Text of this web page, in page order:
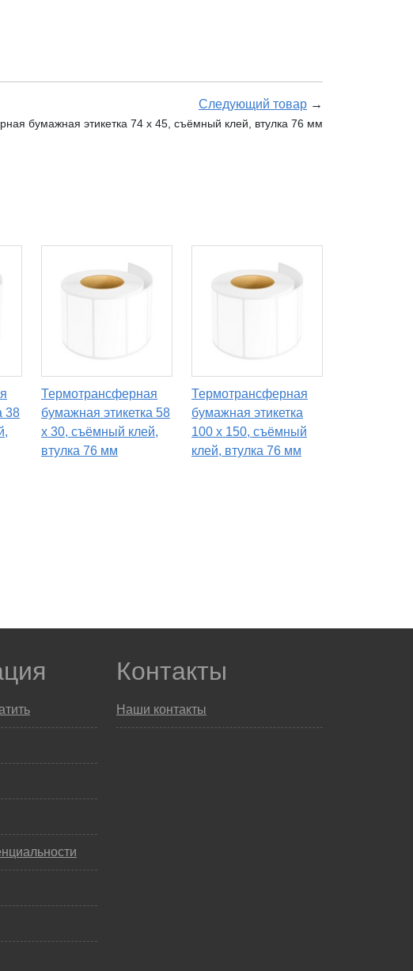
Следующий товар →
бумажная этикетка 74 х 45, съёмный клей, втулка 76 мм
38
Термотрансферная
бумажная этикетка 58
х 30, съёмный клей,
втулка 76 мм
Термотрансферная
бумажная этикетка
100 х 150, съёмный
клей, втулка 76 мм
Контакты
Наши контакты